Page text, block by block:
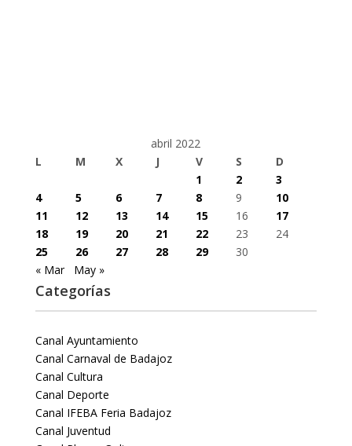
abril 2022
L
M X J V S
D
1
2
3
4
5 6 7 8 9
10
11
12 13 14 15 16
17
18
19 20 21 22 23
24
25
26 27 28 29
30
« Mar
May »
Categorías
Canal Ayuntamiento
Canal Carnaval de Badajoz
Canal Cultura
Canal Deporte
Canal IFEBA Feria Badajoz
Canal Juventud